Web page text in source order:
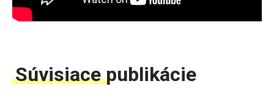
Súvisiace publikácie